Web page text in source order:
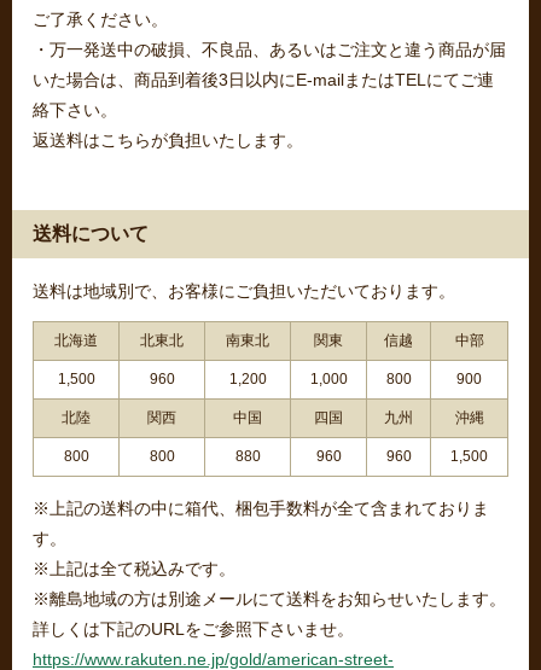
ご了承ください。
・万一発送中の破損、不良品、あるいはご注文と違う商品が届
いた場合は、商品到着後3日以内にE-mailまたはTELにてご連
絡下さい。
返送料はこちらが負担いたします。
送料について
送料は地域別で、お客様にご負担いただいております。
北海道 北東北 南東北 関東 信越 中部
1,500 960 1,200 1,000 800 900
北陸 関西 中国 四国 九州 沖縄
800 800 880 960 960 1,500
※上記の送料の中に箱代、梱包手数料が全て含まれておりま
す。
※上記は全て税込みです。
※離島地域の方は別途メールにて送料をお知らせいたします。
詳しくは下記のURLをご参照下さいませ。
https://www.rakuten.ne.jp/gold/american-street-